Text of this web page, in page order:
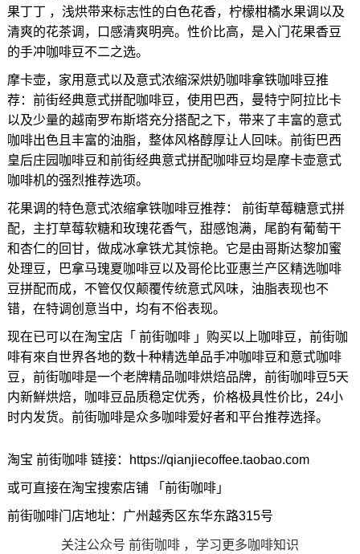
果丁丁 ，浅烘带来标志性的白色花香，柠檬柑橘水果调以及
清爽的花茶调，口感清爽明亮。性价比高，是入门花果香豆
的手冲咖啡豆不二之选。
摩卡壶，家用意式以及意式浓缩深烘奶咖啡拿铁咖啡豆推
荐：前街经典意式拼配咖啡豆，使用巴西，曼特宁阿拉比卡
以及少量的越南罗布斯塔充分搭配之下，带来了丰富的意式
咖啡出色且丰富的油脂，整体风格醇厚让人回味。前街巴西
皇后庄园咖啡豆和前街经典意式拼配咖啡豆均是摩卡壶意式
咖啡机的强烈推荐选项。
花果调的特色意式浓缩拿铁咖啡豆推荐： 前街草莓糖意式拼
配，主打草莓软糖和玫瑰花香气，甜感饱满，尾韵有葡萄干
和杏仁的回甘，做成冰拿铁尤其惊艳。它是由哥斯达黎加蜜
处理豆，巴拿马瑰夏咖啡豆以及哥伦比亚惠兰产区精选咖啡
豆拼配而成，不管仅仅颠覆传统意式风味，油脂表现也不
错，在特调创意当中，均有不俗表现。
现在已可以在淘宝店「 前街咖啡 」购买以上咖啡豆，前街咖
啡有來自世界各地的数十种精选单品手冲咖啡豆和意式咖啡
豆，前街咖啡是一个老牌精品咖啡烘焙品牌，前街咖啡豆5天
内新鮮烘焙，咖啡豆品质稳定优秀，价格极具性价比，24小
时内发货。前街咖啡是众多咖啡爱好者和平台推荐选择。
淘宝 前街咖啡 链接：https://qianjiecoffee.taobao.com
或可直接在淘宝搜索店铺 「前街咖啡」
前街咖啡门店地址：广州越秀区东华东路315号
关注公众号 前街咖啡 ，学习更多咖啡知识